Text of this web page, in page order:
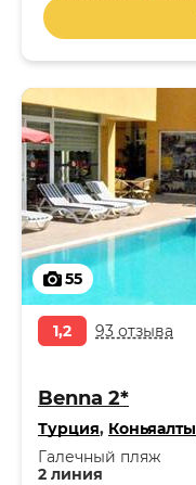
55
1,2 93 отзыва
Benna 2*
Турция, Коньяалты
2 линия
Галечный пляж